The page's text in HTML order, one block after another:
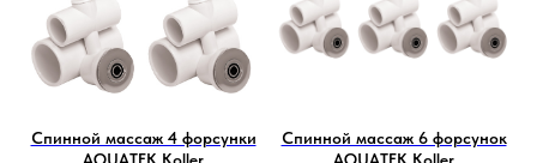
Спинной массаж 4 форсунки
Спинной массаж 6 форсунок